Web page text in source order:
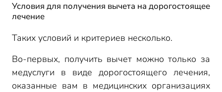
Условия для получения вычета на дорогостоящее
лечение
Таких условий и критериев несколько.
Во-первых, получить вычет можно только за
медуслуги в виде дорогостоящего лечения,
оказанные вам в медицинских организациях